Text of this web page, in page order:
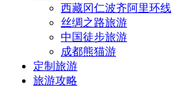
西藏冈仁波齐阿里环线
丝绸之路旅游
中国徒步旅游
成都熊猫游
定制旅游
旅游攻略